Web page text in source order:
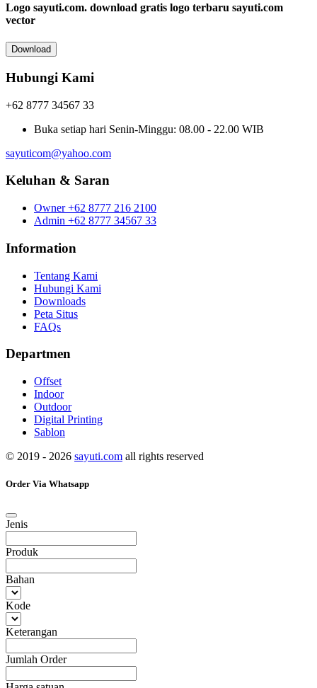
Logo sayuti.com. download gratis logo terbaru sayuti.com
vector
Download
Hubungi Kami
+62 8777 34567 33
Buka setiap hari Senin-Minggu: 08.00 - 22.00 WIB
sayuticom@yahoo.com
Keluhan & Saran
Owner +62 8777 216 2100
Admin +62 8777 34567 33
Information
Tentang Kami
Hubungi Kami
Downloads
Peta Situs
FAQs
Departmen
Offset
Indoor
Outdoor
Digital Printing
Sablon
© 2019 - 2026 sayuti.com all rights reserved
Order Via Whatsapp
Jenis
Produk
Bahan
Kode
Keterangan
Jumlah Order